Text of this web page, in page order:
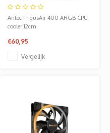
150W TDP | 158mm
Hoogte | CPU
Luchtkoeler
Antec FrigusAir 400 ARGB CPU
cooler 12cm
€60,95
Vergelijk